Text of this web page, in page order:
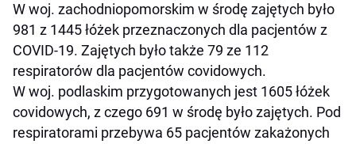
W woj. zachodniopomorskim w środę zajętych było
981 z 1445 łóżek przeznaczonych dla pacjentów z
COVID-19. Zajętych było także 79 ze 112
respiratorów dla pacjentów covidowych.
W woj. podlaskim przygotowanych jest 1605 łóżek
covidowych, z czego 691 w środę było zajętych. Pod
respiratorami przebywa 65 pacjentów zakażonych